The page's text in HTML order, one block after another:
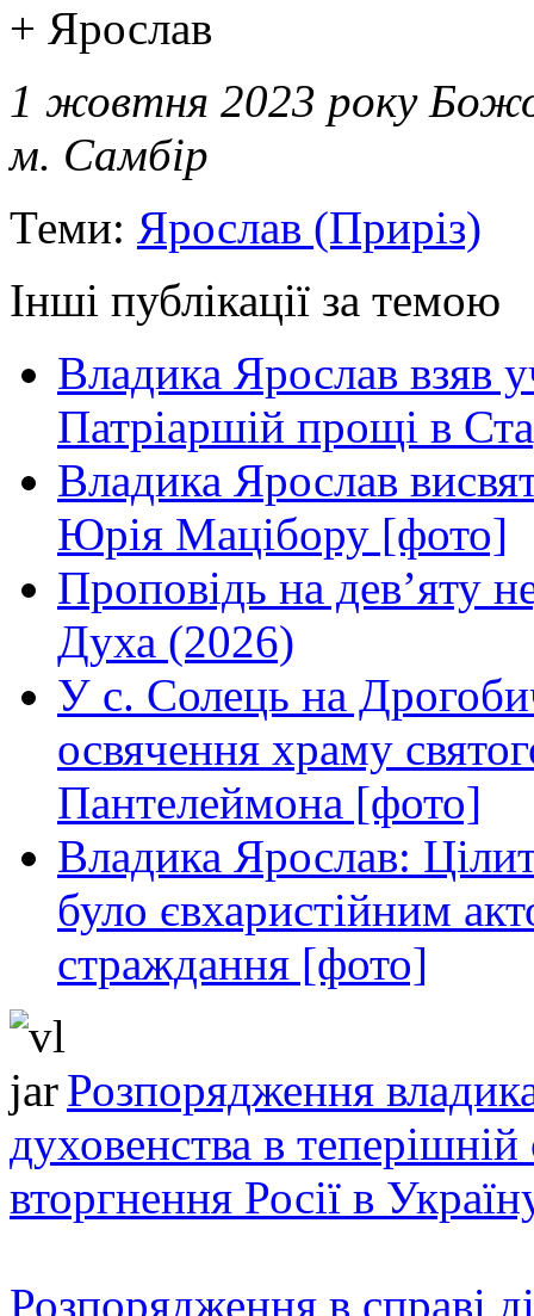
+ Ярослав
1 жовтня 2023 року
м. Самбір
Теми: Ярослав (Приріз)
Інші публікації за темою
Владика Ярослав взяв
Патріаршій прощі в
Владика Ярослав
Юрія Мацібору [фото]
Проповідь на дев’яту
Духа (2026)
У с. Солець на
освячення храму
Пантелеймона [фото]
Владика Ярослав:
було євхаристійним
страждання [фото]
Розпорядження
духовенства в теперішній
вторгнення Росії в
Розпорядження в справі